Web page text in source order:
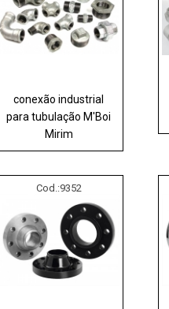
conexão industrial
para tubulação M'Boi
Mirim
Cod.:9352